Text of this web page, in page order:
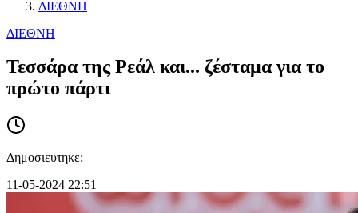
ΔΙΕΘΝΗ
ΔΙΕΘΝΗ
Τεσσάρα της Ρεάλ και... ζέσταμα για το
πρώτο πάρτι
Δημοσιευτηκε:
11-05-2024 22:51